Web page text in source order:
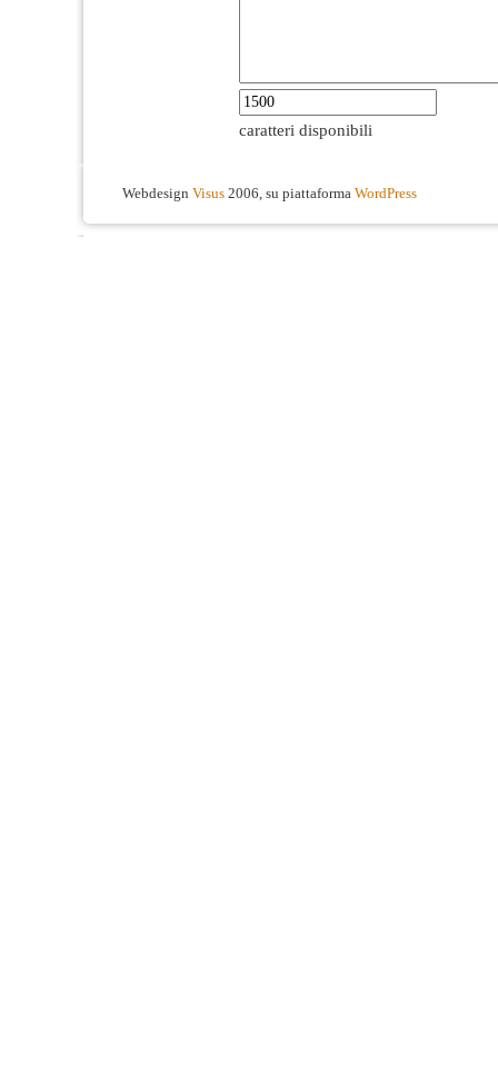
caratteri disponibili
Webdesign Visus 2006, su piattaforma WordPress